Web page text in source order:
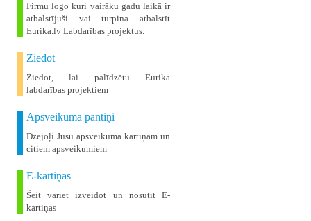
Firmu logo kuri vairāku gadu laikā ir
atbalstījuši vai turpina atbalstīt
Eurika.lv Labdarības projektus.
Ziedot
Ziedot, lai palīdzētu Eurika
labdarības projektiem
Apsveikuma pantiņi
Dzejoļi Jūsu apsveikuma kartiņām un
citiem apsveikumiem
E-kartiņas
Šeit variet izveidot un nosūtīt E-
kartiņas